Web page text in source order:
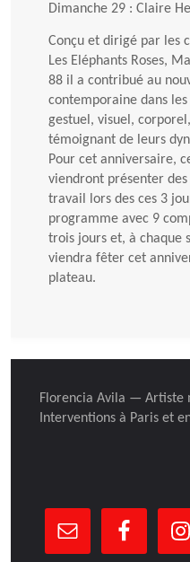
Dimanche 29 : Claire
Conçu et dirigé par les
Les Eléphants Roses,
88 il a contribué au
contemporaine dans
gestuel, visuel,
témoignant de leurs
Pour cet anniversaire,
viendront présenter
travail lors des ces 3
programme avec 9
trois jours et, à chaque
viendra fêter cet
plateau.
Florencia Avila — Artiste
Interventions à Paris et